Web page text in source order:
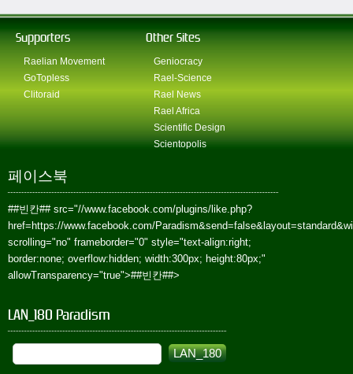
Supporters
Raelian Movement
GoTopless
Clitoraid
Other Sites
Geniocracy
Rael-Science
Rael News
Rael Africa
Scientific Design
Scientopolis
페이스북
##빈칸##src="//www.facebook.com/plugins/like.php?
href=https://www.facebook.com/
scrolling="no" frameborder="0" style="text-align:right;
border:none; overflow:hidden; width:300px; height:80px;"
allowTransparency="true">##빈칸##>
LAN_180 Paradism